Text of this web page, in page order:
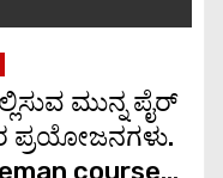
ಮುನ್ನ ಪೈರ್
ಪ್ರಯೋಜನಗಳು.
course